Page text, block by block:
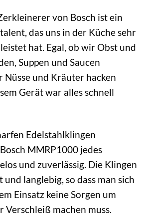
von Bosch ist ein
das uns in der Küche sehr
hat. Egal, ob wir Obst und
Suppen und Saucen
Nüsse und Kräuter hacken
Gerät war alles schnell
Edelstahlklingen
MMRP1000 jedes
und zuverlässig. Die Klingen
und langlebig, so dass man sich
Einsatz keine Sorgen um
Verschleiß machen muss.